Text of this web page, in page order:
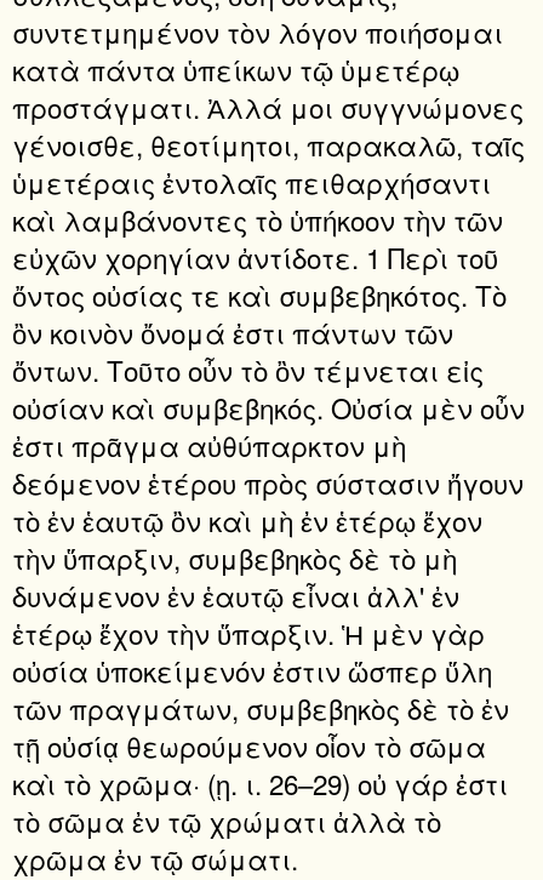
συντετμημένον τὸν λόγον ποιήσομαι
κατὰ πάντα ὑπείκων τῷ ὑμετέρῳ
προστάγματι. Ἀλλά μοι συγγνώμονες
γένοισθε, θεοτίμητοι, παρακαλῶ, ταῖς
ὑμετέραις ἐντολαῖς πειθαρχήσαντι
καὶ λαμβάνοντες τὸ ὑπήκοον τὴν τῶν
εὐχῶν χορηγίαν ἀντίδοτε. 1 Περὶ τοῦ
ὄντος οὐσίας τε καὶ συμβεβηκότος. Τὸ
ὂν κοινὸν ὄνομά ἐστι πάντων τῶν
ὄντων. Τοῦτο οὖν τὸ ὂν τέμνεται εἰς
οὐσίαν καὶ συμβεβηκός. Οὐσία μὲν οὖν
ἐστι πρᾶγμα αὐθύπαρκτον μὴ
δεόμενον ἑτέρου πρὸς σύστασιν ἤγουν
τὸ ἐν ἑαυτῷ ὂν καὶ μὴ ἐν ἑτέρῳ ἔχον
τὴν ὕπαρξιν, συμβεβηκὸς δὲ τὸ μὴ
δυνάμενον ἐν ἑαυτῷ εἶναι ἀλλ' ἐν
ἑτέρῳ ἔχον τὴν ὕπαρξιν. Ἡ μὲν γὰρ
οὐσία ὑποκείμενόν ἐστιν ὥσπερ ὕλη
τῶν πραγμάτων, συμβεβηκὸς δὲ τὸ ἐν
τῇ οὐσίᾳ θεωρούμενον οἷον τὸ σῶμα
καὶ τὸ χρῶμα· (ῃ. ι. 26–29) οὐ γάρ ἐστι
τὸ σῶμα ἐν τῷ χρώματι ἀλλὰ τὸ
χρῶμα ἐν τῷ σώματι.